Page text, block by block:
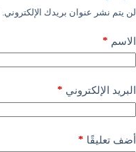
لن يتم نشر عنوان بريدك الإلكتروني.
الاسم *
البريد الإلكتروني *
أضف تعليقًا *